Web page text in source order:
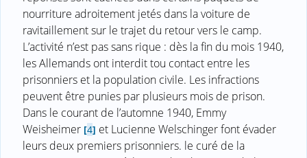
nourriture adroitement jetés dans la voiture de
ravitaillement sur le trajet du retour vers le camp.
L’activité n’est pas sans rique : dès la fin du mois 1940,
les Allemands ont interdit tou contact entre les
prisonniers et la population civile. Les infractions
peuvent être punies par plusieurs mois de prison.
Dans le courant de l’automne 1940, Emmy
Weisheimer [4] et Lucienne Welschinger font évader
leurs deux premiers prisonniers. le curé de la